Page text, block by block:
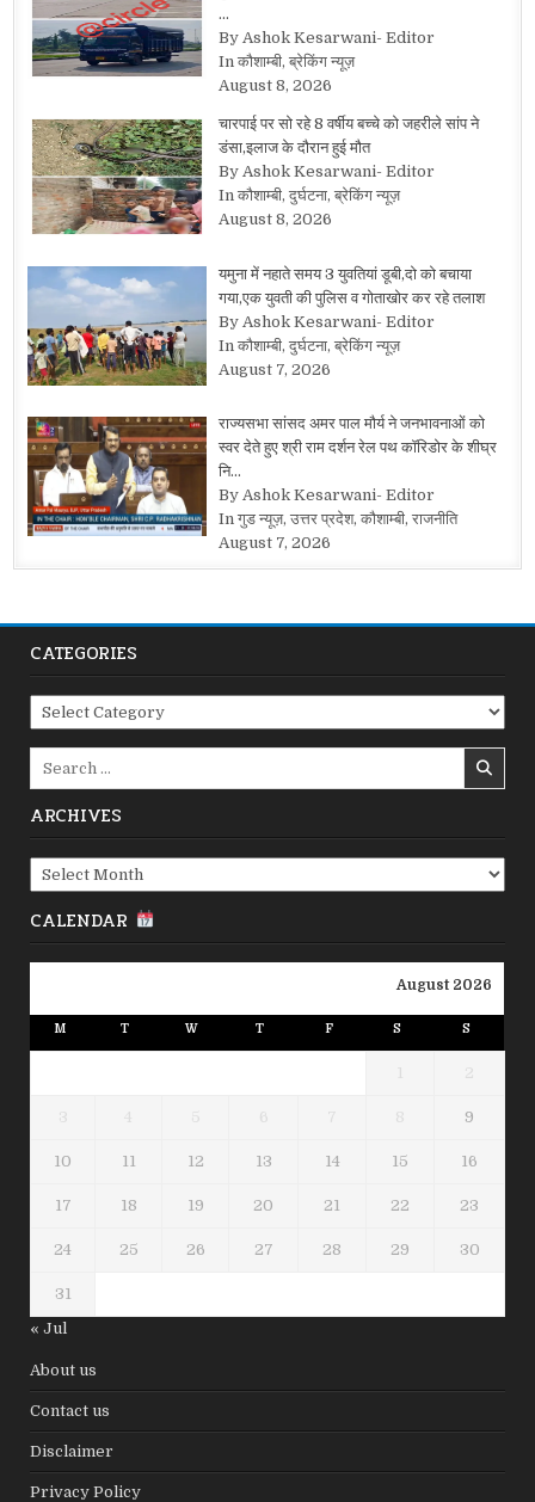
…
By Ashok Kesarwani- Editor
In कौशाम्बी, ब्रेकिंग न्यूज़
August 8, 2026
चारपाई पर सो रहे 8 वर्षीय बच्चे को जहरीले सांप ने
डंसा,इलाज के दौरान हुई मौत
By Ashok Kesarwani- Editor
In कौशाम्बी, दुर्घटना, ब्रेकिंग न्यूज़
August 8, 2026
यमुना में नहाते समय 3 युवतियां डूबी,दो को बचाया
गया,एक युवती की पुलिस व गोताखोर कर रहे तलाश
By Ashok Kesarwani- Editor
In कौशाम्बी, दुर्घटना, ब्रेकिंग न्यूज़
August 7, 2026
राज्यसभा सांसद अमर पाल मौर्य ने जनभावनाओं को
स्वर देते हुए श्री राम दर्शन रेल पथ कॉरिडोर के शीघ्र
नि…
By Ashok Kesarwani- Editor
In गुड न्यूज़, उत्तर प्रदेश, कौशाम्बी, राजनीति
August 7, 2026
CATEGORIES
Categories
ARCHIVES
Archives
CALENDAR
August 2026
M T W T F S S
1 2
3 4 5 6 7 8 9
10 11 12 13 14 15 16
17 18 19 20 21 22 23
24 25 26 27 28 29 30
31
« Jul
About us
Contact us
Disclaimer
Privacy Policy